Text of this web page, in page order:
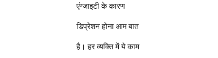
एंग्जाइटी के कारण
डिप्रेशन होना आम बात
है। हर व्यक्ति में ये काम